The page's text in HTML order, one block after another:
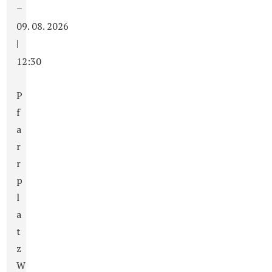
–
09. 08. 2026
|
12:30
P
f
a
r
r
p
l
a
t
z
W